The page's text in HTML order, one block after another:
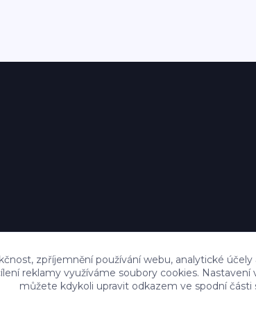
zpříjemnění používání webu, analytické účely
reklamy využíváme soubory cookies. Nastavení
můžete kdykoli upravit odkazem ve spodní části